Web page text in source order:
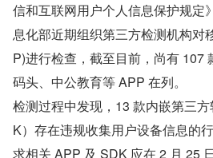
信和互联网用户个人信息保护规定
息化部近期组织第三方检测机构对
P)进行检查，截至目前，尚有 107
码头、中公教育等 APP 在列。
检测过程中发现，13 款内嵌第三
K）存在违规收集用户设备信息的
求相关 APP 及 SDK 应在 2 月 25